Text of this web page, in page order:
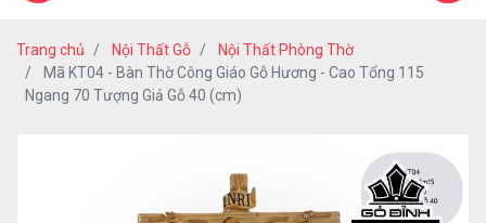
Trang chủ Nội Thất Gỗ
Nội Thất Phòng Thờ
Mã KT04 - Bàn Thờ Công Giáo Gỗ Hương - Cao Tổng 115
Ngang 70 Tượng Giả Gỗ 40 (cm)